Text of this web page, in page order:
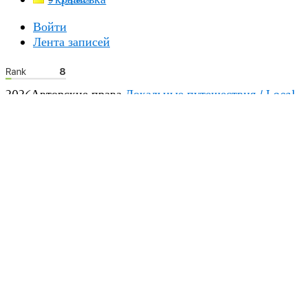
Войти
Лента записей
2026Авторские права Локальные путешествия / Local